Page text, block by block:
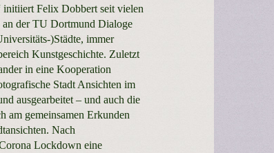
Felix Dobbert seit vielen
an der TU Dortmund Dialoge
)Städte, immer
Kunstgeschichte. Zuletzt
in eine Kooperation
Stadt Ansichten im
ausgearbeitet – und auch die
am gemeinsamen Erkunden
Nach
Lockdown eine